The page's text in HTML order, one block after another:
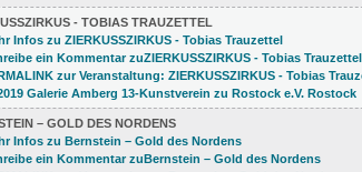
- TOBIAS TRAUZETTEL
– GOLD DES NORDENS